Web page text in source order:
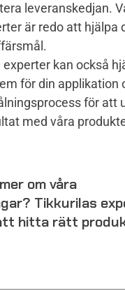
leveranskedjan.
är redo att hjälpa
kan också
för din applikation
för att
med våra
om våra
Tikkurilas
hitta rätt